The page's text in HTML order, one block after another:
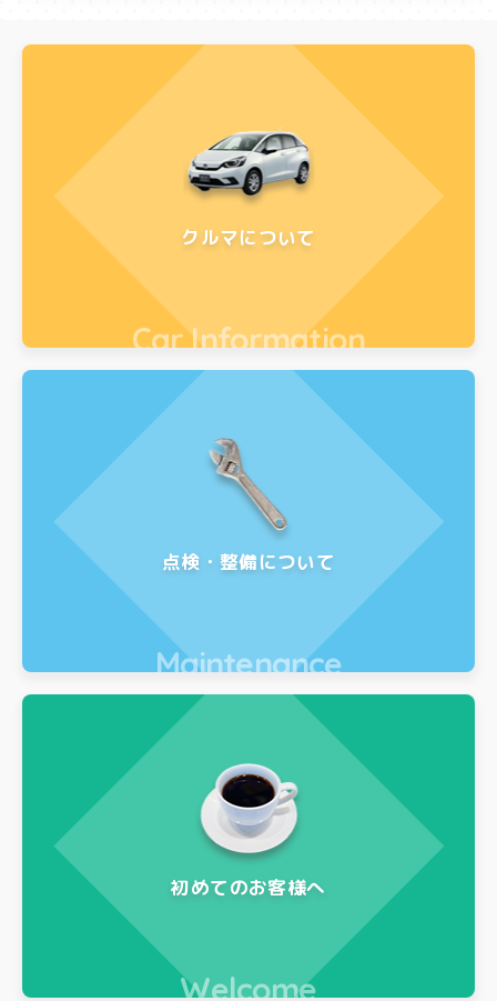
クルマについて
Car Information
点検・整備について
Maintenance
初めてのお客様へ
Welcome